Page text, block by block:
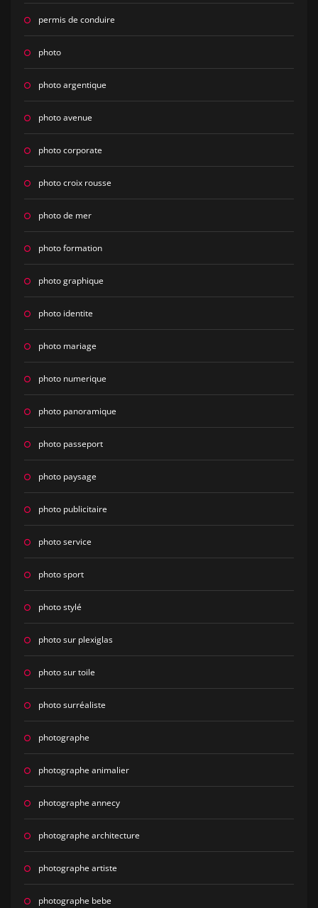
permis de conduire
photo
photo argentique
photo avenue
photo corporate
photo croix rousse
photo de mer
photo formation
photo graphique
photo identite
photo mariage
photo numerique
photo panoramique
photo passeport
photo paysage
photo publicitaire
photo service
photo sport
photo stylé
photo sur plexiglas
photo sur toile
photo surréaliste
photographe
photographe animalier
photographe annecy
photographe architecture
photographe artiste
photographe bebe